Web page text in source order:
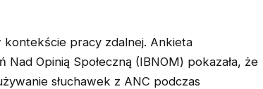
pracy zdalnej. Ankieta
Opinią Społeczną (IBNOM) pokazała, że
słuchawek z ANC podczas